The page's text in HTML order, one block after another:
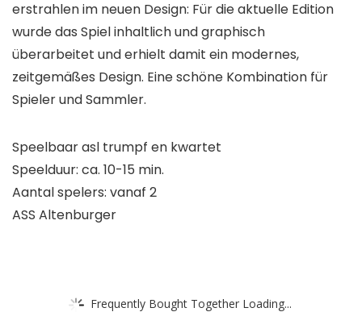
erstrahlen im neuen Design: Für die aktuelle Edition
wurde das Spiel inhaltlich und graphisch
überarbeitet und erhielt damit ein modernes,
zeitgemäßes Design. Eine schöne Kombination für
Spieler und Sammler.
Speelbaar asl trumpf en kwartet
Speelduur: ca. 10-15 min.
Aantal spelers: vanaf 2
ASS Altenburger
Frequently Bought Together Loading...